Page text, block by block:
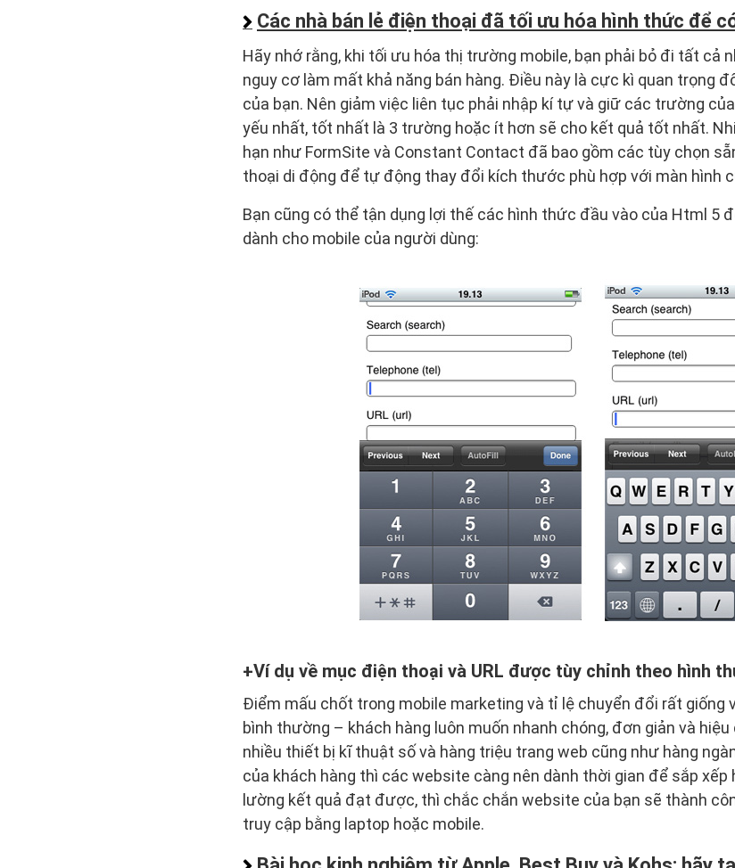
Các nhà bán lẻ điện thoại đã tối ưu hóa hình thức để
Hãy nhớ rằng, khi tối ưu hóa thị trường mobile, bạn phải bỏ đi tất cả
nguy cơ làm mất khả năng bán hàng. Điều này là cực kì quan trọng
của bạn. Nên giảm việc liên tục phải nhập kí tự và giữ các trường
yếu nhất, tốt nhất là 3 trường hoặc ít hơn sẽ cho kết quả tốt nhất.
hạn như FormSite và Constant Contact đã bao gồm các tùy chọn
thoại di động để tự động thay đổi kích thước phù hợp với màn hình
Bạn cũng có thể tận dụng lợi thế các hình thức đầu vào của Html 5
dành cho mobile của người dùng:
Ví dụ về mục điện thoại và URL được tùy chỉnh theo hình
Điểm mấu chốt trong mobile marketing và tỉ lệ chuyển đổi rất giống
bình thường – khách hàng luôn muốn nhanh chóng, đơn giản và
nhiều thiết bị kĩ thuật số và hàng triệu trang web cũng như hàng
của khách hàng thì các website càng nên dành thời gian để sắp xếp
lường kết quả đạt được, thì chắc chắn website của bạn sẽ thành
truy cập bằng laptop hoặc mobile.